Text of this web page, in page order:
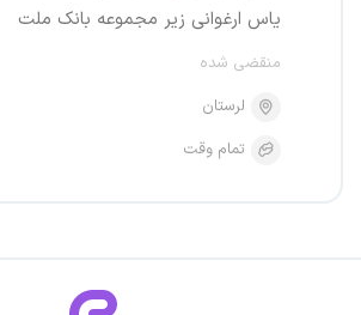
یاس ارغوانی زیر مجموعه بانک ملت
منقضی شده
لرستان
تمام وقت